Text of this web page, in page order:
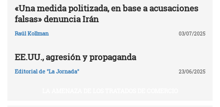
«Una medida politizada, en base a acusaciones
falsas» denuncia Irán
Raúl Kollman 03/07/2025
EE.UU., agresión y propaganda
Editorial de "La Jornada" 23/06/2025